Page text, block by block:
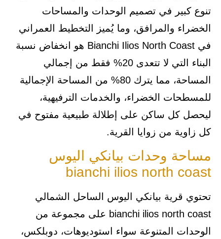
تنوع كبير في تصميم الوحدات والمساحات
الخضراء والمرافق، وما يُميز التخطيط العمراني
في Bianchi Ilios North Coast هو انخفاض نسبة
البناء التي لا تتعدى 20% فقط من إجمالي
المساحة، مما يترك 80% من المساحة الإجمالية
للمسطحات الخضراء، والخدمات الترفيهية،
ليحصل كل ساكن على إطلالة طبيعية مفتوح في
كل زاوية من زوايا القرية.
مساحة وحدات بيانكي اليوس
bianchi ilios north coast
تحتوي قرية بيانكي اليوس الساحل الشمالي
bianchi ilios north coast على مجموعة من
الوحدات المتنوعة سواء استوديوهات، دوبلكس،